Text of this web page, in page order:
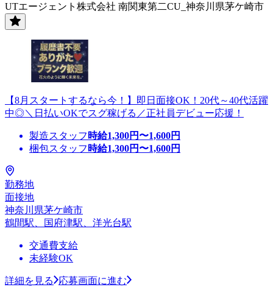
UTエージェント株式会社 南関東第二CU_神奈川県茅ケ崎市
【8月スタートするなら今！】即日面接OK！20代～40代活躍
中◎＼日払いOKでスグ稼げる／正社員デビュー応援！
製造スタッフ 時給1,300円〜1,600円
梱包スタッフ 時給1,300円〜1,600円
勤務地
面接地
神奈川県茅ケ崎市
鶴間駅、国府津駅、洋光台駅
交通費支給
未経験OK
詳細を見る
応募画面に進む